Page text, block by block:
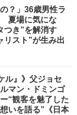
？」36歳男性ラ
夏場に気にな
つき”を解消す
リスト”が生み出
ル』》父ジョセ
マン・ドミンゴ
“観客を魅了した
いを語る”《日本